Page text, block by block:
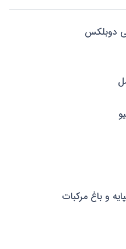
دوبلکس
و باغ مرکبات